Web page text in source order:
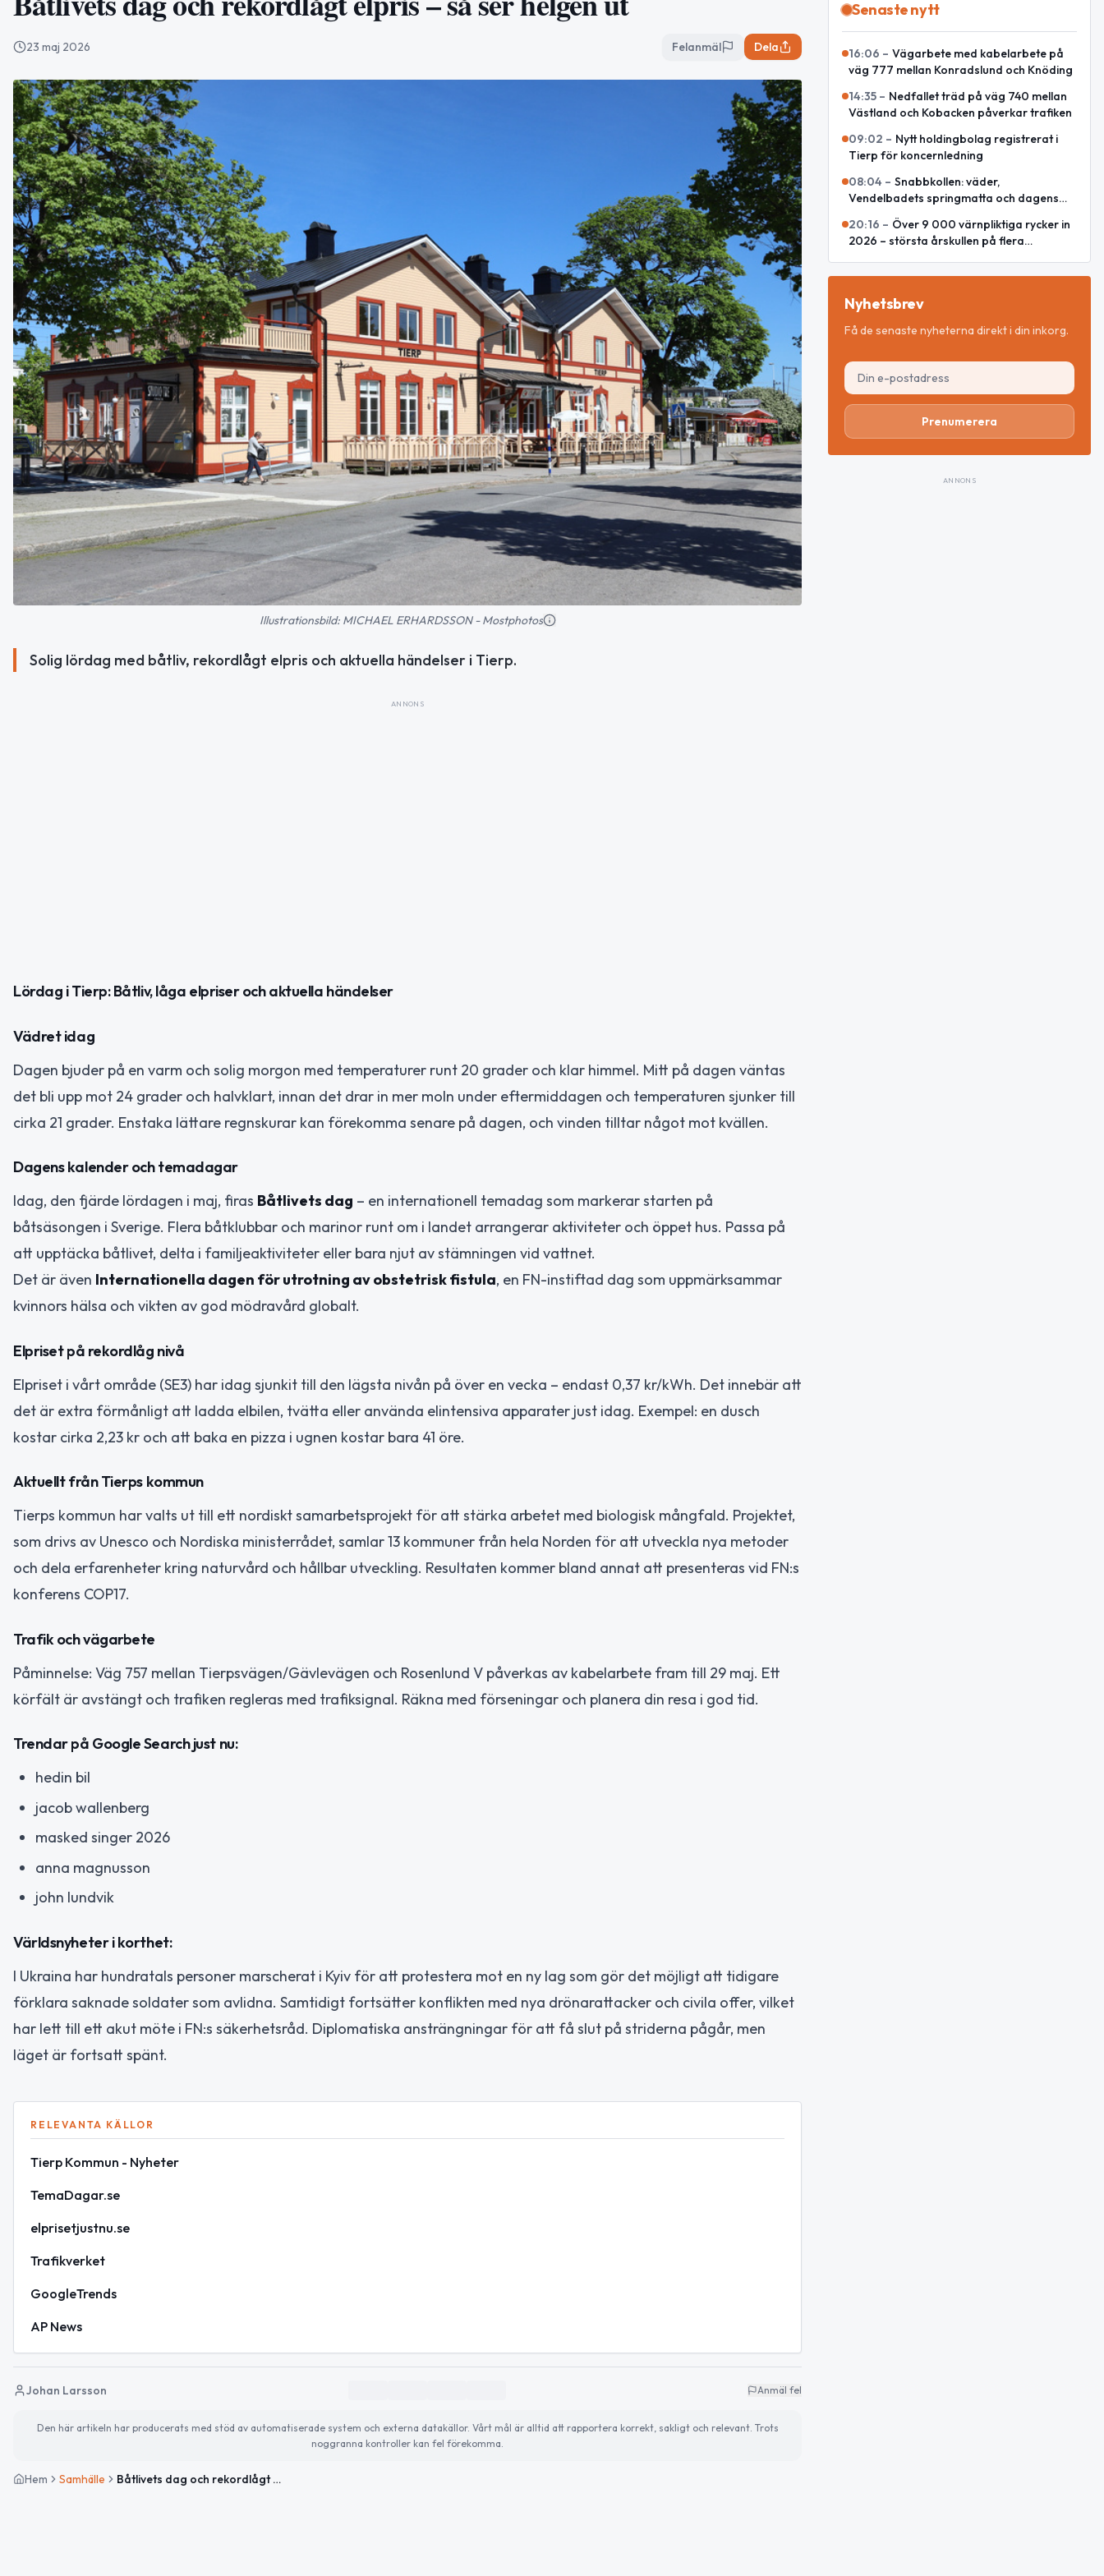
23 maj 2026 Felanmäl Dela
Illustrationsbild: MICHAEL ERHARDSSON - Mostphotos
Solig lördag med båtliv, rekordlågt elpris och aktuella händelser i Tierp.
ANNONS
Lördag i Tierp: Båtliv, låga elpriser och aktuella händelser
Vädret idag
Dagen bjuder på en varm och solig morgon med temperaturer runt 20 grader och klar himmel. Mitt på dagen väntas
det bli upp mot 24 grader och halvklart, innan det drar in mer moln under eftermiddagen och temperaturen sjunker till
cirka 21 grader. Enstaka lättare regnskurar kan förekomma senare på dagen, och vinden tilltar något mot kvällen.
Dagens kalender och temadagar
Idag, den fjärde lördagen i maj, firas Båtlivets dag – en internationell temadag som markerar starten på
båtsäsongen i Sverige. Flera båtklubbar och marinor runt om i landet arrangerar aktiviteter och öppet hus. Passa på
att upptäcka båtlivet, delta i familjeaktiviteter eller bara njut av stämningen vid vattnet.
Det är även Internationella dagen för utrotning av obstetrisk fistula, en FN-instiftad dag som uppmärksammar
kvinnors hälsa och vikten av god mödravård globalt.
Elpriset på rekordlåg nivå
Elpriset i vårt område (SE3) har idag sjunkit till den lägsta nivån på över en vecka – endast 0,37 kr/kWh. Det innebär att
det är extra förmånligt att ladda elbilen, tvätta eller använda elintensiva apparater just idag. Exempel: en dusch
kostar cirka 2,23 kr och att baka en pizza i ugnen kostar bara 41 öre.
Aktuellt från Tierps kommun
Tierps kommun har valts ut till ett nordiskt samarbetsprojekt för att stärka arbetet med biologisk mångfald. Projektet,
som drivs av Unesco och Nordiska ministerrådet, samlar 13 kommuner från hela Norden för att utveckla nya metoder
och dela erfarenheter kring naturvård och hållbar utveckling. Resultaten kommer bland annat att presenteras vid FN:s
konferens COP17.
Trafik och vägarbete
Påminnelse: Väg 757 mellan Tierpsvägen/Gävlevägen och Rosenlund V påverkas av kabelarbete fram till 29 maj. Ett
körfält är avstängt och trafiken regleras med trafiksignal. Räkna med förseningar och planera din resa i god tid.
Trendar på Google Search just nu:
hedin bil
jacob wallenberg
masked singer 2026
anna magnusson
john lundvik
Världsnyheter i korthet:
I Ukraina har hundratals personer marscherat i Kyiv för att protestera mot en ny lag som gör det möjligt att tidigare
förklara saknade soldater som avlidna. Samtidigt fortsätter konflikten med nya drönarattacker och civila offer, vilket
har lett till ett akut möte i FN:s säkerhetsråd. Diplomatiska ansträngningar för att få slut på striderna pågår, men
läget är fortsatt spänt.
RELEVANTA KÄLLOR
Tierp Kommun - Nyheter
TemaDagar.se
elprisetjustnu.se
Trafikverket
GoogleTrends
AP News
Johan Larsson Anmäl fel
Den här artikeln har producerats med stöd av automatiserade system och externa datakällor. Vårt mål är alltid att rapportera korrekt, sakligt och relevant. Trots
noggranna kontroller kan fel förekomma.
Hem Samhälle Båtlivets dag och rekordlågt elpris – så ser helgen ut
Senaste nytt
16:06 – Vägarbete med kabelarbete på
väg 777 mellan Konradslund och Knöding
14:35 – Nedfallet träd på väg 740 mellan
Västland och Kobacken påverkar trafiken
09:02 – Nytt holdingbolag registrerat i
Tierp för koncernledning
08:04 – Snabbkollen: väder,
Vendelbadets springmatta och dagens
snackisar
20:16 – Över 9 000 värnpliktiga rycker in
2026 – största årskullen på flera
Nyhetsbrev
Få de senaste nyheterna direkt i din inkorg.
Prenumerera
ANNONS